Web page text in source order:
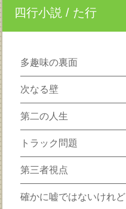
四行小説 / た行
多趣味の裏面
次なる壁
第二の人生
トラック問題
第三者視点
確かに嘘ではないけれど